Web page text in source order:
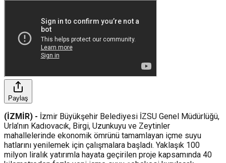
Paylaş
(İZMİR) - İzmir Büyükşehir Belediyesi İZSU Genel Müdürlüğü,
Urla’nın Kadıovacık, Birgi, Uzunkuyu ve Zeytinler
mahallelerinde ekonomik ömrünü tamamlayan içme suyu
hatlarını yenilemek için çalışmalara başladı. Yaklaşık 100
milyon liralık yatırımla hayata geçirilen proje kapsamında 40